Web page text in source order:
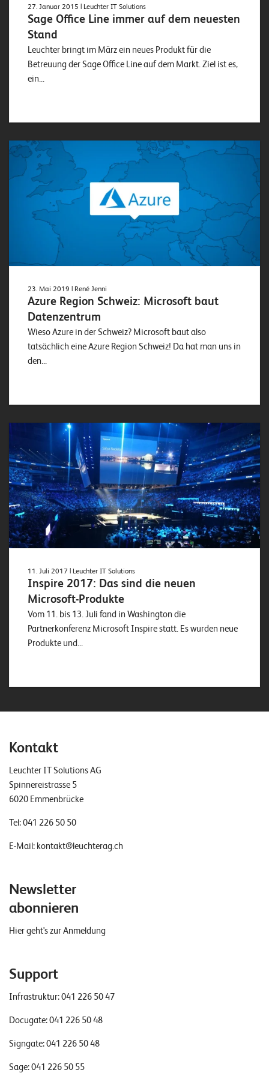
l
t
i
27. Januar 2015 | Leuchter IT Solutions
Sage Office Line immer auf dem neuesten
Stand
Leuchter bringt im März ein neues Produkt für die
Betreuung der Sage Office Line auf dem Markt. Ziel ist es,
ein...
23. Mai 2019 | René Jenni
Azure Region Schweiz: Microsoft baut
Datenzentrum
Wieso Azure in der Schweiz? Microsoft baut also
tatsächlich eine Azure Region Schweiz! Da hat man uns in
den...
11. Juli 2017 | Leuchter IT Solutions
Inspire 2017: Das sind die neuen
Microsoft-Produkte
Vom 11. bis 13. Juli fand in Washington die
Partnerkonferenz Microsoft Inspire statt. Es wurden neue
Produkte und...
Kontakt
Leuchter IT Solutions AG
Spinnereistrasse 5
6020 Emmenbrücke
Tel:041 226 50 50
E-Mail: kontakt@leuchterag.ch
Newsletter
abonnieren
Hier geht's zur Anmeldung
Support
Infrastruktur:041 226 50 47
Docugate:041 226 50 48
Signgate:041 226 50 48
Sage:041 226 50 55